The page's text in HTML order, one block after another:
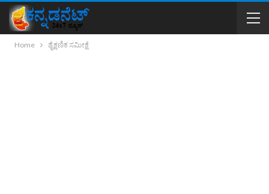
Home ಶೈಕ್ಷಣಿಕ ಸಮೀಕ್ಷೆ